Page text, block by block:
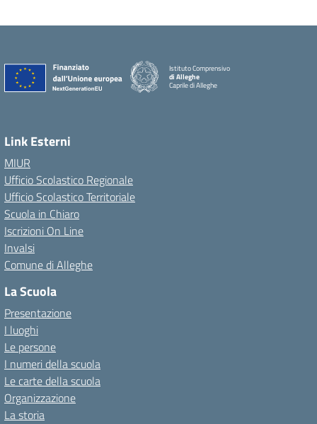
Istituto Comprensivo
di Alleghe
Caprile di Alleghe
Link Esterni
MIUR
Ufficio Scolastico Regionale
Ufficio Scolastico Territoriale
Scuola in Chiaro
Iscrizioni On Line
Invalsi
Comune di Alleghe
La Scuola
Presentazione
I luoghi
Le persone
I numeri della scuola
Le carte della scuola
Organizzazione
La storia